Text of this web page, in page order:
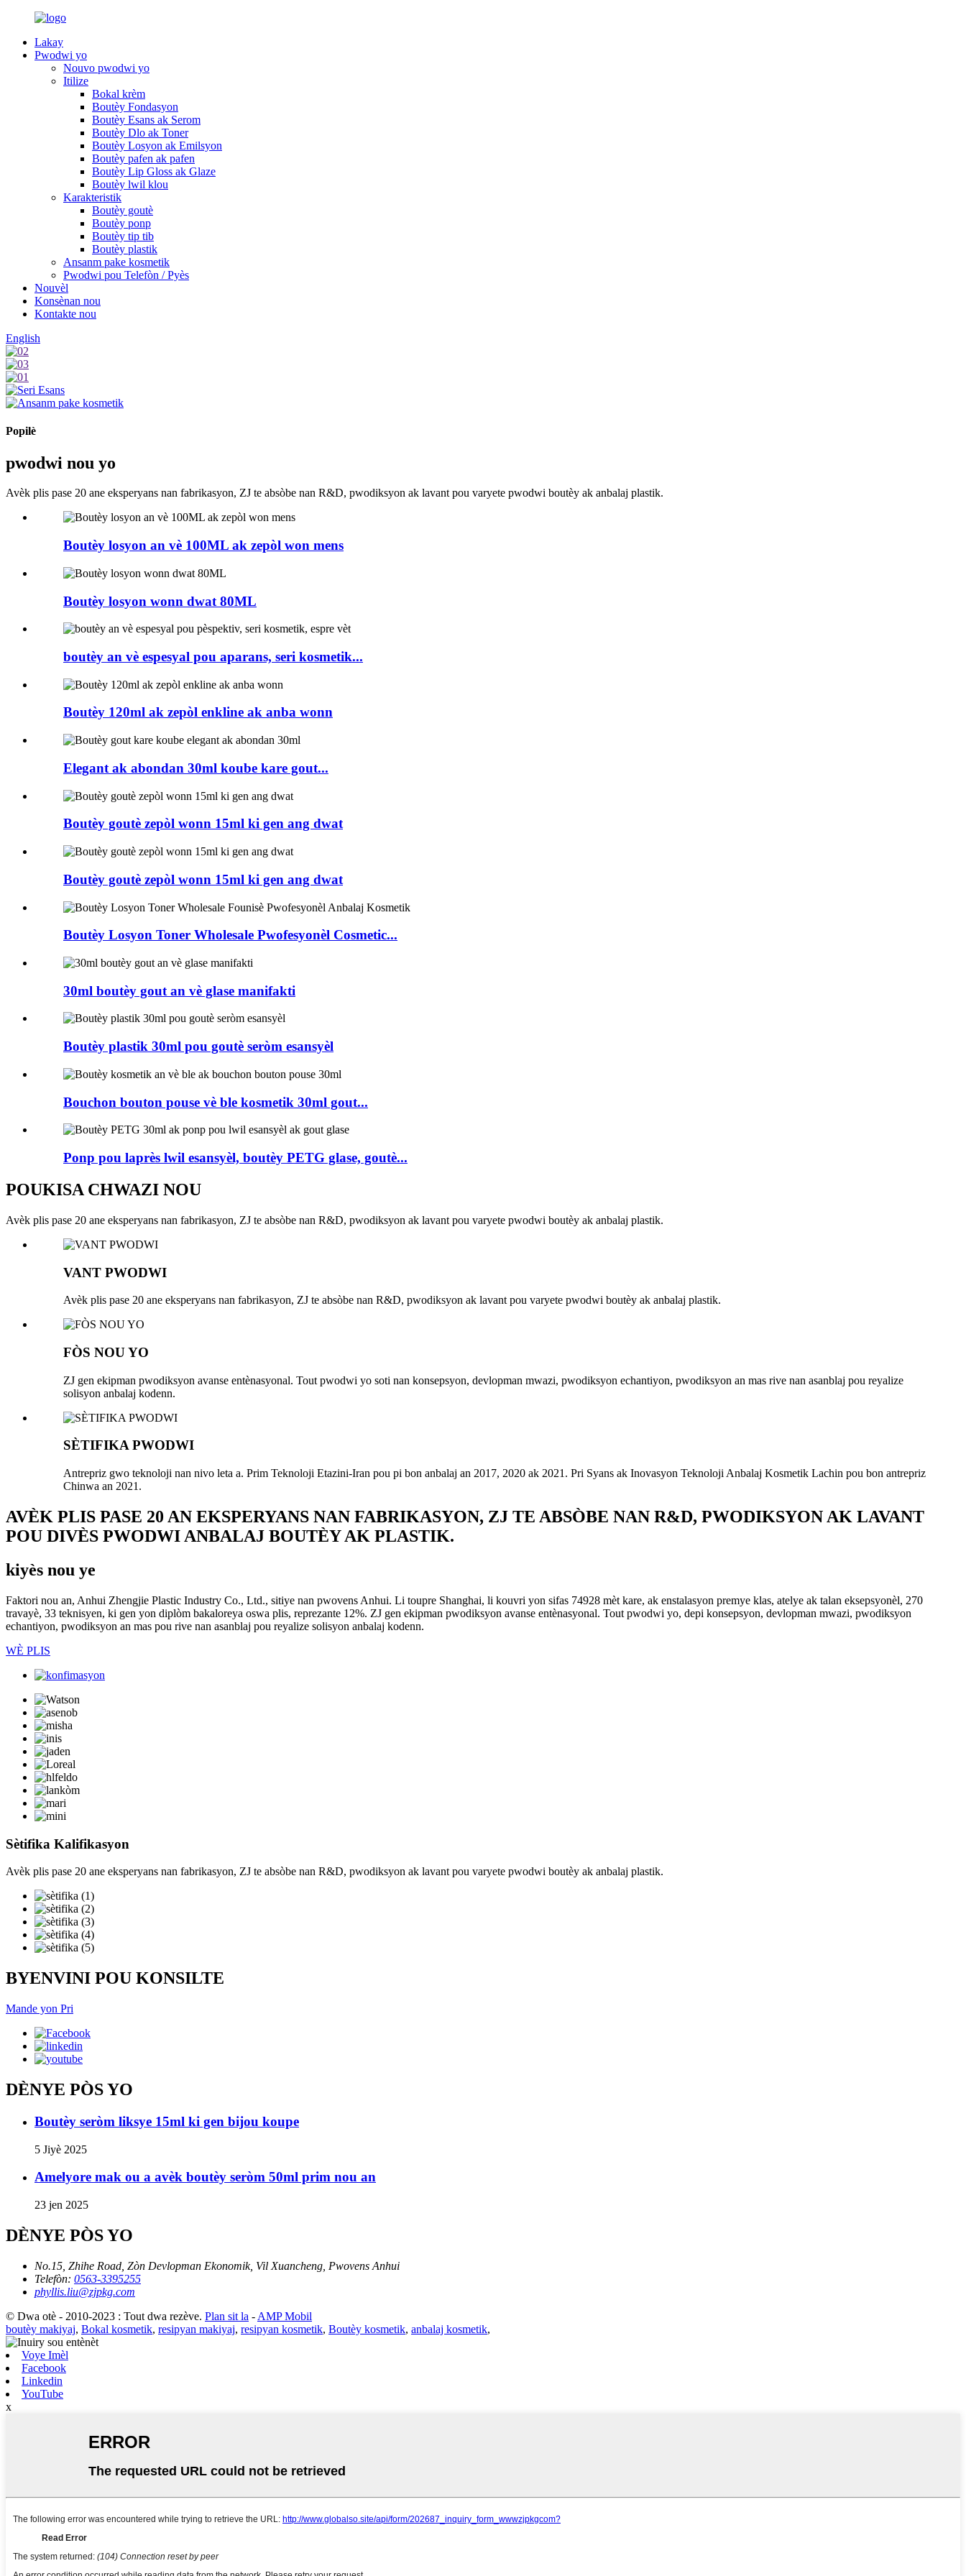
Lakay
Pwodwi yo
Nouvo pwodwi yo
Itilize
Bokal krèm
Boutèy Fondasyon
Boutèy Esans ak Serom
Boutèy Dlo ak Toner
Boutèy Losyon ak Emilsyon
Boutèy pafen ak pafen
Boutèy Lip Gloss ak Glaze
Boutèy lwil klou
Karakteristik
Boutèy goutè
Boutèy ponp
Boutèy tip tib
Boutèy plastik
Ansanm pake kosmetik
Pwodwi pou Telefòn / Pyès
Nouvèl
Konsènan nou
Kontakte nou
English
Popilè
pwodwi nou yo
Avèk plis pase 20 ane eksperyans nan fabrikasyon, ZJ te absòbe nan R&D, pwodiksyon ak lavant pou varyete pwodwi boutèy ak anbalaj plastik.
Boutèy losyon an vè 100ML ak zepòl won mens
Boutèy losyon wonn dwat 80ML
boutèy an vè espesyal pou aparans, seri kosmetik...
Boutèy 120ml ak zepòl enkline ak anba wonn
Elegant ak abondan 30ml koube kare gout...
Boutèy goutè zepòl wonn 15ml ki gen ang dwat
Boutèy goutè zepòl wonn 15ml ki gen ang dwat
Boutèy Losyon Toner Wholesale Pwofesyonèl Cosmetic...
30ml boutèy gout an vè glase manifakti
Boutèy plastik 30ml pou goutè seròm esansyèl
Bouchon bouton pouse vè ble kosmetik 30ml gout...
Ponp pou laprès lwil esansyèl, boutèy PETG glase, goutè...
POUKISA CHWAZI NOU
Avèk plis pase 20 ane eksperyans nan fabrikasyon, ZJ te absòbe nan R&D, pwodiksyon ak lavant pou varyete pwodwi boutèy ak anbalaj plastik.
VANT PWODWI
Avèk plis pase 20 ane eksperyans nan fabrikasyon, ZJ te absòbe nan R&D, pwodiksyon ak lavant pou varyete pwodwi boutèy ak anbalaj plastik.
FÒS NOU YO
ZJ gen ekipman pwodiksyon avanse entènasyonal. Tout pwodwi yo soti nan konsepsyon, devlopman mwazi, pwodiksyon echantiyon, pwodiksyon an mas rive nan asanblaj pou reyalize
solisyon anbalaj kodenn.
SÈTIFIKA PWODWI
Antrepriz gwo teknoloji nan nivo leta a. Prim Teknoloji Etazini-Iran pou pi bon anbalaj an 2017, 2020 ak 2021. Pri Syans ak Inovasyon Teknoloji Anbalaj Kosmetik Lachin pou bon antrepriz
Chinwa an 2021.
AVÈK PLIS PASE 20 AN EKSPERYANS NAN FABRIKASYON, ZJ TE ABSÒBE NAN R&D, PWODIKSYON AK LAVANT
POU DIVÈS PWODWI ANBALAJ BOUTÈY AK PLASTIK.
kiyès nou ye
Faktori nou an, Anhui Zhengjie Plastic Industry Co., Ltd., sitiye nan pwovens Anhui. Li toupre Shanghai, li kouvri yon sifas 74928 mèt kare, ak enstalasyon premye klas, atelye ak talan eksepsyonèl, 270
travayè, 33 teknisyen, ki gen yon diplòm bakaloreya oswa plis, reprezante 12%. ZJ gen ekipman pwodiksyon avanse entènasyonal. Tout pwodwi yo, depi konsepsyon, devlopman mwazi, pwodiksyon
echantiyon, pwodiksyon an mas pou rive nan asanblaj pou reyalize solisyon anbalaj kodenn.
WÈ PLIS
Sètifika Kalifikasyon
Avèk plis pase 20 ane eksperyans nan fabrikasyon, ZJ te absòbe nan R&D, pwodiksyon ak lavant pou varyete pwodwi boutèy ak anbalaj plastik.
BYENVINI POU KONSILTE
Mande yon Pri
DÈNYE PÒS YO
Boutèy seròm liksye 15ml ki gen bijou koupe
5 Jiyè 2025
Amelyore mak ou a avèk boutèy seròm 50ml prim nou an
23 jen 2025
DÈNYE PÒS YO
No.15, Zhihe Road, Zòn Devlopman Ekonomik, Vil Xuancheng, Pwovens Anhui
Telefòn: 0563-3395255
phyllis.liu@zjpkg.com
© Dwa otè - 2010-2023 : Tout dwa rezève. Plan sit la - AMP Mobil
boutèy makiyaj, Bokal kosmetik, resipyan makiyaj, resipyan kosmetik, Boutèy kosmetik, anbalaj kosmetik,
Voye Imèl
Facebook
Linkedin
YouTube
x